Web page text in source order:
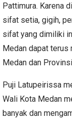
Pattimura. Karena
sifat setia, gigih,
sifat yang dimiliki
Medan dapat terus
Medan dan
Puji Latupeirissa
Wali Kota Medan
banyak dan